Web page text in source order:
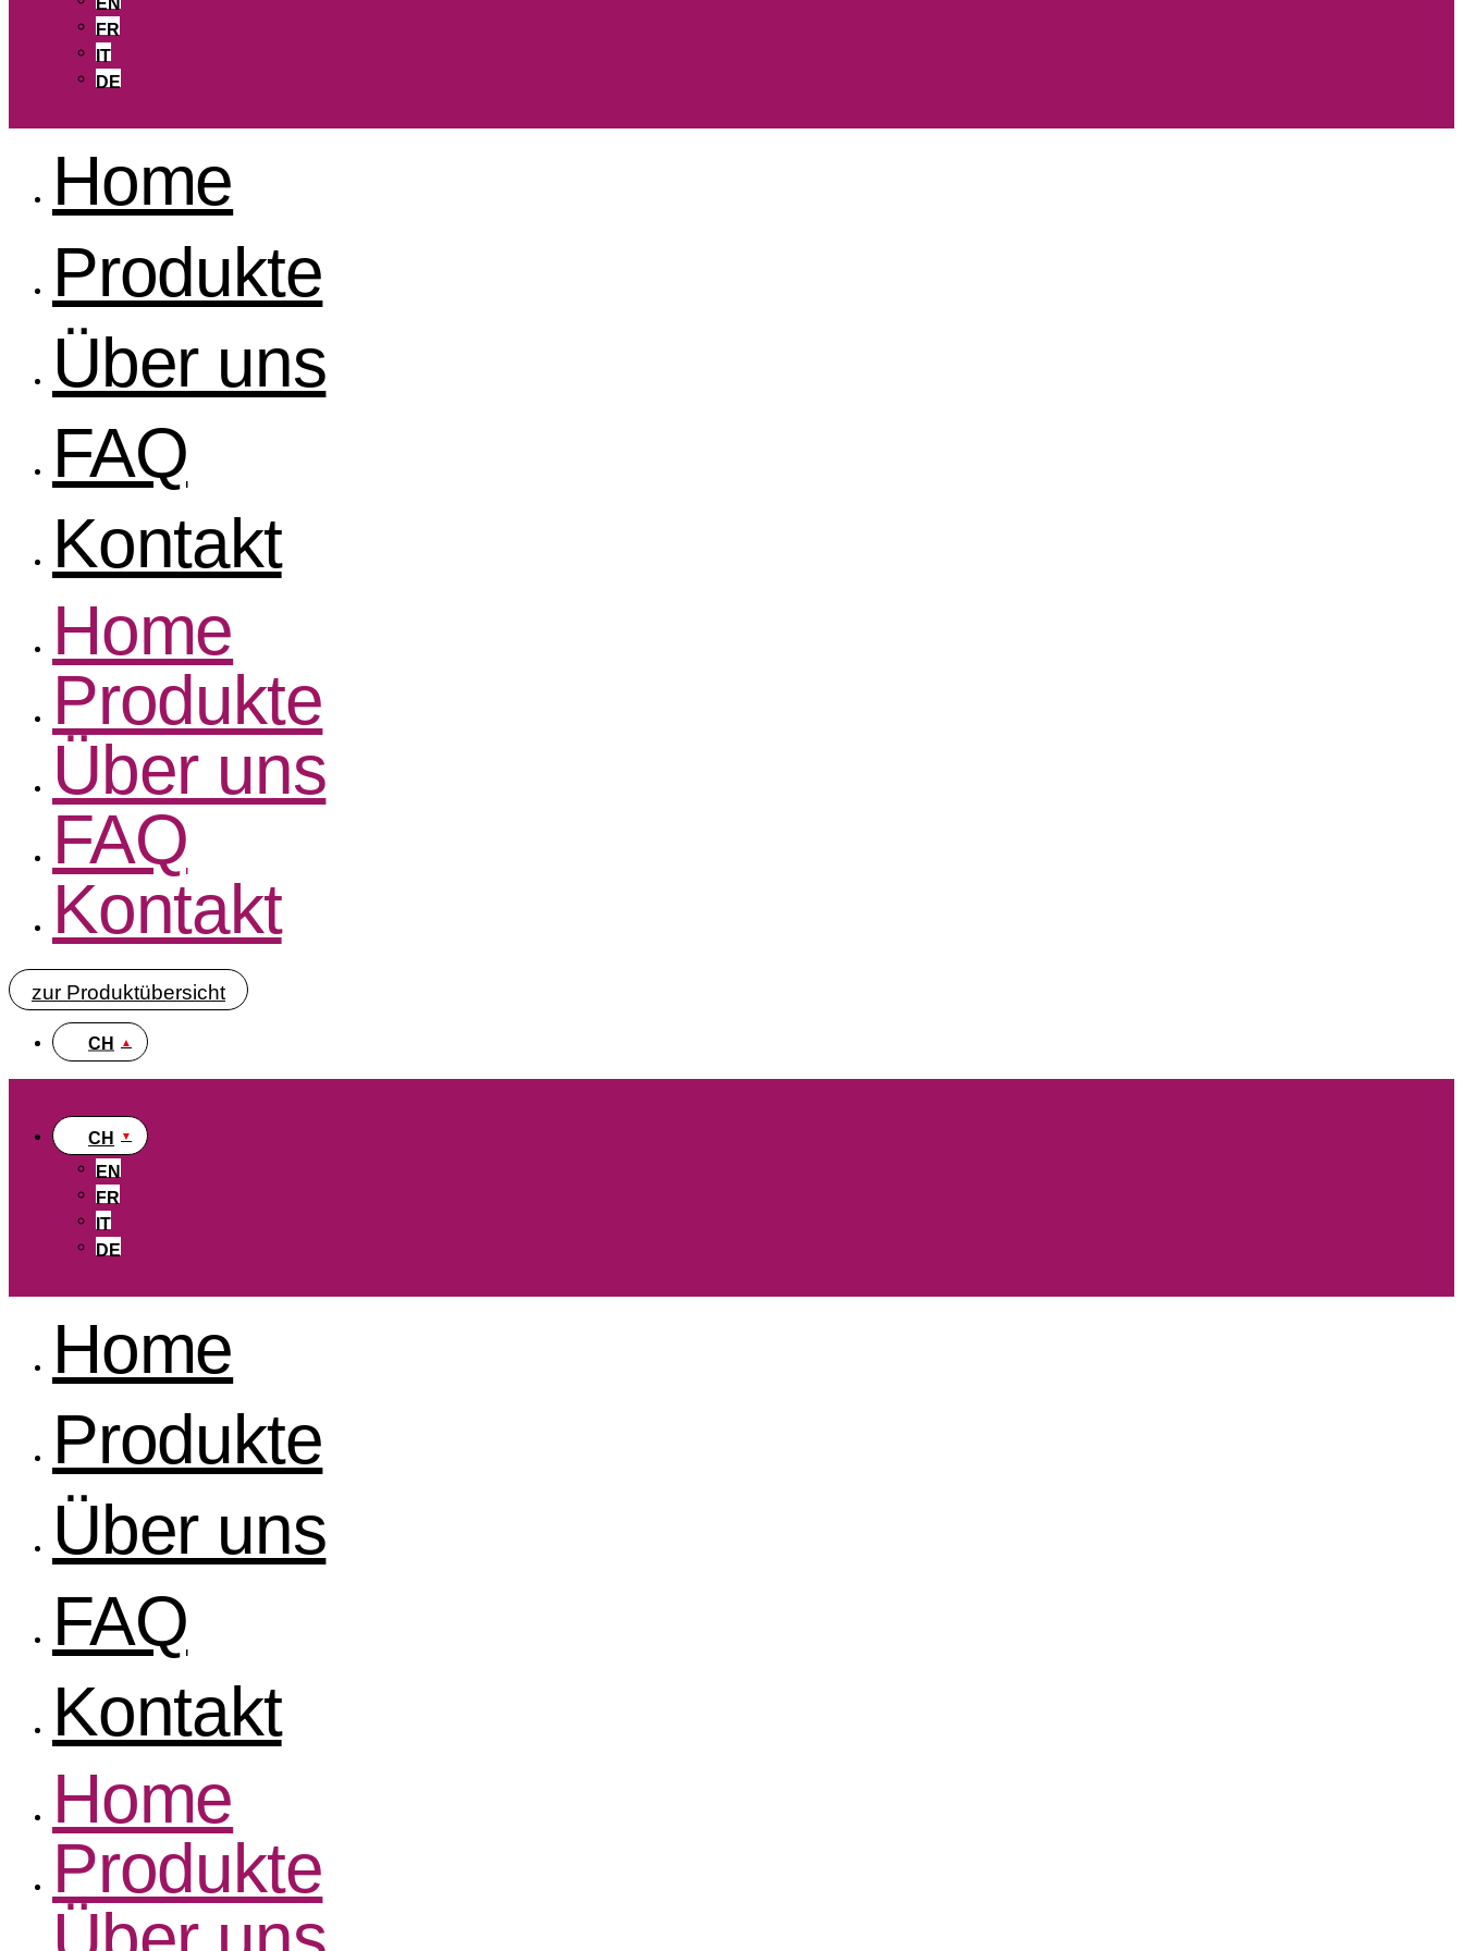
EN
FR
IT
DE
Home
Produkte
Über uns
FAQ
Kontakt
Home
Produkte
Über uns
FAQ
Kontakt
zur Produktübersicht
CH
CH
EN
FR
IT
DE
Home
Produkte
Über uns
FAQ
Kontakt
Home
Produkte